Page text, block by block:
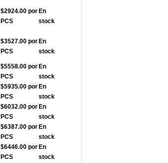
$2924.00 por
PCS
En
stock
$3527.00 por
PCS
En
stock
$5558.00 por
PCS
En
stock
$5935.00 por
PCS
En
stock
$6032.00 por
PCS
En
stock
$6387.00 por
PCS
En
stock
$6446.00 por
PCS
En
stock